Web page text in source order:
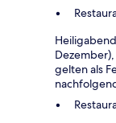
gelten als